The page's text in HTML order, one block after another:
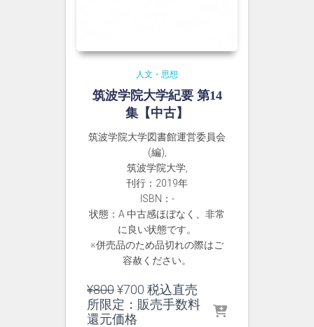
人文・思想
筑波学院大学紀要 第14
集【中古】
筑波学院大学図書館運営委員会
(編),
筑波学院大学,
刊行：2019年
ISBN：-
状態：A 中古感ほぼなく、非常
に良い状態です。
※併売品のため品切れの際はご
容赦ください。
¥800元
の
価
¥700 現
在
税込直売
所限定：販売手数料
還元価格